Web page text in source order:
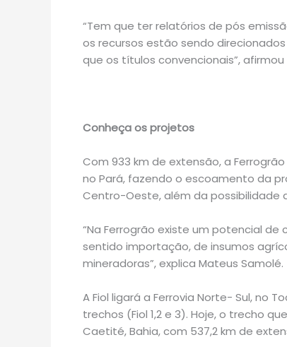
“Tem que ter relatórios de pós
os recursos estão sendo
que os títulos convencionais”, afirmou
Conheça os projetos
Com 933 km de extensão, a
no Pará, fazendo o escoamento da
Centro-Oeste, além da possibilidade
“Na Ferrogrão existe um potencial
sentido importação, de insumos
mineradoras”, explica Mateus Samolé.
A Fiol ligará a Ferrovia Norte- Sul, no
trechos (Fiol 1,2 e 3). Hoje, o trecho
Caetité, Bahia, com 537,2 km de